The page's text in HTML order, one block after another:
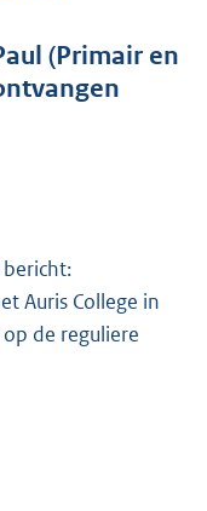
(Primair en
Auris College in
de reguliere